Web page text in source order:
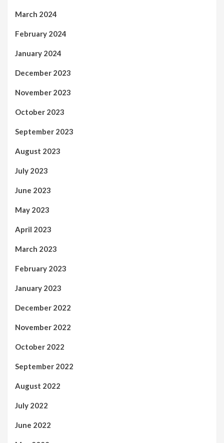
March 2024
February 2024
January 2024
December 2023
November 2023
October 2023
September 2023
August 2023
July 2023
June 2023
May 2023
April 2023
March 2023
February 2023
January 2023
December 2022
November 2022
October 2022
September 2022
August 2022
July 2022
June 2022